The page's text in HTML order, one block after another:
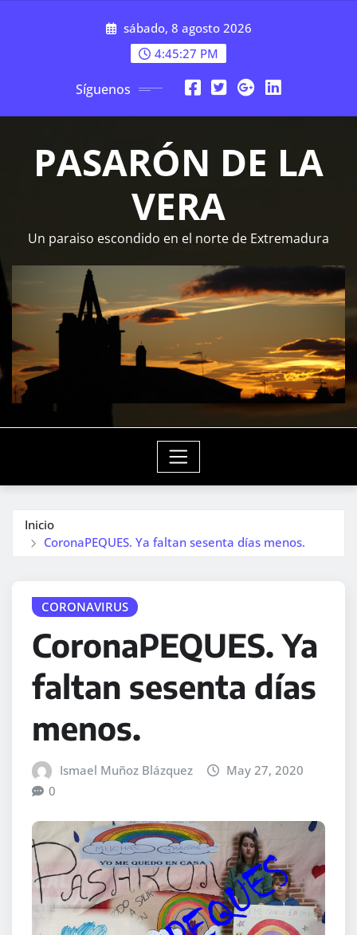
sábado, 8 agosto 2026
4:45:29 PM
Síguenos
PASARÓN DE LA
VERA
Un paraiso escondido en el norte de Extremadura
Inicio
CoronaPEQUES. Ya faltan sesenta días menos.
CORONAVIRUS
CoronaPEQUES. Ya
faltan sesenta días
menos.
Ismael Muñoz Blázquez
May 27, 2020
0